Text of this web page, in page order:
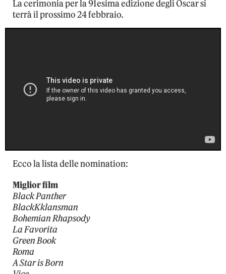
La cerimonia per la 91esima edizione degli Oscar si
terrà il prossimo 24 febbraio.
Ecco la lista delle nomination:
Miglior film
Black Panther
BlackKklansman
Bohemian Rhapsody
La Favorita
Green Book
Roma
A Star is Born